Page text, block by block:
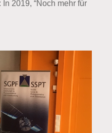
2019, “Noch mehr für